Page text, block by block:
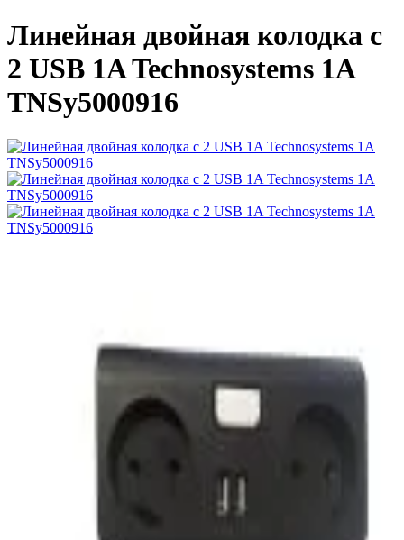
Линейная двойная колодка с
2 USB 1A Technosystems 1А
TNSy5000916